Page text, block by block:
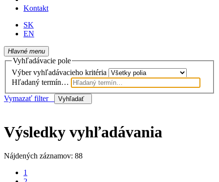
Kontakt
SK
EN
Hlavné menu
Vyhľadávacie pole
Výber vyhľadávacieho kritéria
Hľadaný termín…
Vymazať filter
Vyhľadať
Výsledky vyhľadávania
Nájdených záznamov: 88
1